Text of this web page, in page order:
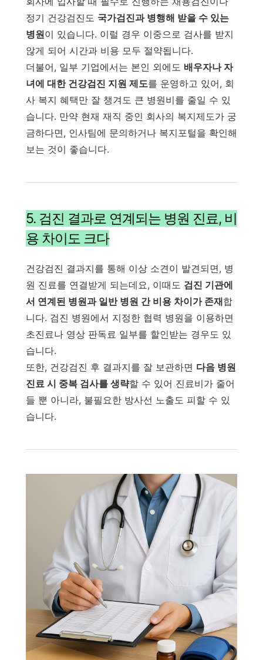
정기 건강검진도 국가검진과 병행해 받을 수 있는
병원이 있습니다. 이럴 경우 이중으로 검사를 받지
않게 되어 시간과 비용 모두 절약됩니다.
더불어, 일부 기업에서는 본인 외에도 배우자나 자
녀에 대한 건강검진 지원 제도를 운영하고 있어, 회
사 복지 혜택만 잘 챙겨도 큰 병원비를 줄일 수 있
습니다. 만약 현재 재직 중인 회사의 복지제도가 궁
금하다면, 인사팀에 문의하거나 복지포털을 확인해
보는 것이 좋습니다.
5. 검진 결과로 연계되는 병원 진료, 비
용 차이도 크다
건강검진 결과지를 통해 이상 소견이 발견되면, 병
원 진료를 연결받게 되는데요, 이때도 검진 기관에
서 연계된 병원과 일반 병원 간 비용 차이가 존재합
니다. 검진 병원에서 지정한 협력 병원을 이용하면
초진료나 영상 판독료 일부를 할인받는 경우도 있
습니다.
또한, 건강검진 후 결과지를 잘 보관하면 다음 병원
진료 시 중복 검사를 생략할 수 있어 진료비가 줄어
들 뿐 아니라, 불필요한 방사선 노출도 피할 수 있
습니다.